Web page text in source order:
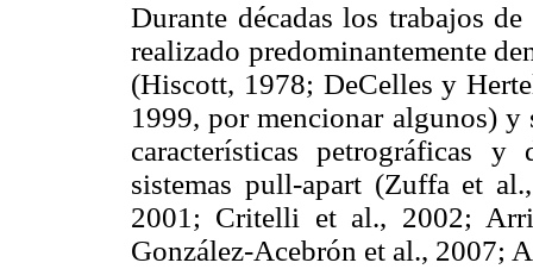
Durante décadas los trabajos
realizado predominantemente
(Hiscott, 1978; DeCelles y
1999, por mencionar algunos) y
características petrográficas
sistemas pull-apart (Zuffa et
2001; Critelli et al., 2002;
González-Acebrón et al., 2007;